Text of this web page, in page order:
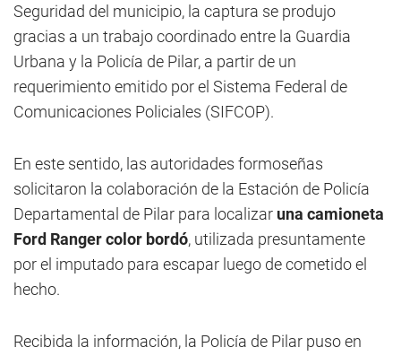
Seguridad del municipio, la captura se produjo
gracias a un trabajo coordinado entre la Guardia
Urbana y la Policía de Pilar, a partir de un
requerimiento emitido por el Sistema Federal de
Comunicaciones Policiales (SIFCOP).
En este sentido, las autoridades formoseñas
solicitaron la colaboración de la Estación de Policía
Departamental de Pilar para localizar una camioneta
Ford Ranger color bordó, utilizada presuntamente
por el imputado para escapar luego de cometido el
hecho.
Recibida la información, la Policía de Pilar puso en